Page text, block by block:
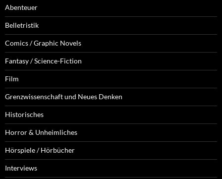
Abenteuer
Belletristik
Comics / Graphic Novels
Fantasy / Science-Fiction
Film
Grenzwissenschaft und Neues Denken
Historisches
Horror & Unheimliches
Hörspiele / Hörbücher
Interviews